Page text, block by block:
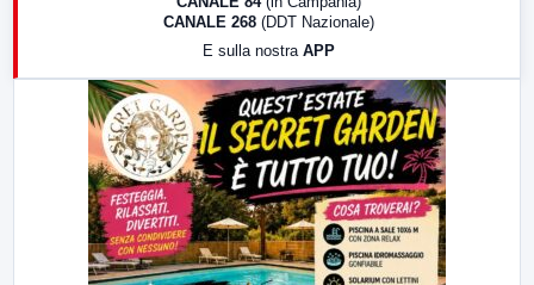
LabNews (replica)
CANALE 268 (DDT Nazionale)
E sulla nostra APP